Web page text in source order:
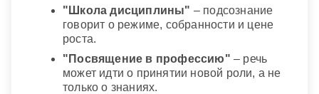
"Школа дисциплины" – подсознание
говорит о режиме, собранности и цене
роста.
"Посвящение в профессию" – речь
может идти о принятии новой роли, а не
только о знаниях.